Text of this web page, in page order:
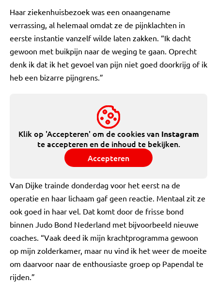
Haar ziekenhuisbezoek was een onaangename
verrassing, al helemaal omdat ze de pijnklachten in
eerste instantie vanzelf wilde laten zakken. “Ik dacht
gewoon met buikpijn naar de weging te gaan. Oprecht
denk ik dat ik het gevoel van pijn niet goed doorkrijg of ik
heb een bizarre pijngrens.”
Klik op 'Accepteren' om de cookies van Instagram
te accepteren en de inhoud te bekijken.
Accepteren
Van Dijke trainde donderdag voor het eerst na de
operatie en haar lichaam gaf geen reactie. Mentaal zit ze
ook goed in haar vel. Dat komt door de frisse bond
binnen Judo Bond Nederland met bijvoorbeeld nieuwe
coaches. “Vaak deed ik mijn krachtprogramma gewoon
op mijn zolderkamer, maar nu vind ik het weer de moeite
om daarvoor naar de enthousiaste groep op Papendal te
rijden.”